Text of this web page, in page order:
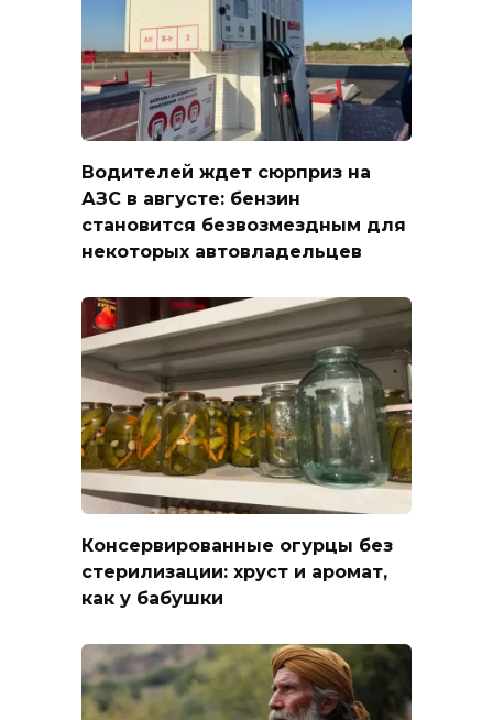
Водителей ждет сюрприз на
АЗС в августе: бензин
становится безвозмездным для
некоторых автовладельцев
Консервированные огурцы без
стерилизации: хруст и аромат,
как у бабушки